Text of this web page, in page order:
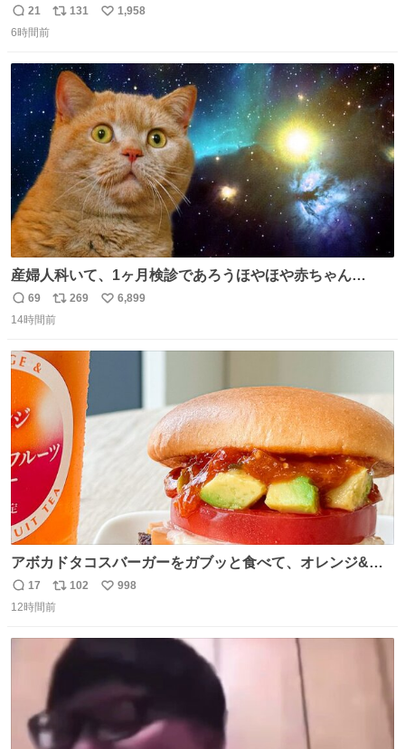
本郵政 @JapanPostHD_PR
返
信
21
リ
ト
数
131
い
数
1,958
6時間前
産婦人科いて、1ヶ月検診であろうほやほや赤ちゃん👩‍🍼
と推定2,3歳の女の子👧🏻をワンオペで連れてるママがいる
のだけども 女の子ずっとママの側から離れない…⁉️ 手を繋
たいにﾄﾃﾄﾃついてってるし逃走しないし脱走しないし逃げ
ないし走ら文字数
返
信
69
リ
ポ
ト
数
269
い
6,899
14時間前
アボカドタコスバーガーをガブッと食べて、オレンジ&パ
ッションフルーツティーをグビッと飲んで、またアボカド
タコスバーガーをガブッと食べて、またオレンジ＆パッシ
返
信
17
リ
ポ
ト
数
102
い
998
12時間前